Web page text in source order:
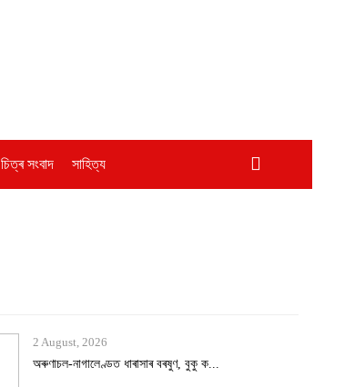
চিত্ৰ সংবাদ সাহিত্য
2 August, 2026
অৰুণাচল-নাগালেণ্ডত ধাৰাসাৰ বৰষুণ, বুকু ক...